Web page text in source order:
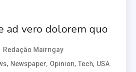
ad vero dolorem quo
Redação Mairngay
, Newspaper, Opinion,Tech, USA